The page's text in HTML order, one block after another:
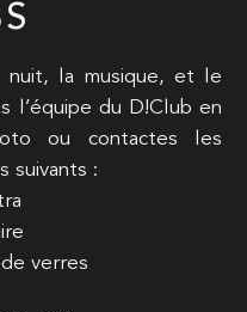
nuit, la musique, et le
l’équipe du D!Club en
ou contactes les
suivants :
verres